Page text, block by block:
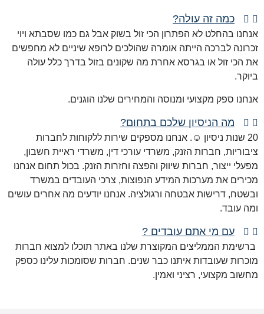
כמה זה עולה?
אנחנו בהחלט לא הפתרון הכי זול בשוק אבל גם כמו שסבתא ויוי
זכרונה לברכה הייתה אומרה שהולכים לרופא שיניים לא מחפשים
את הכי זול או בגרסא אחרת מה שקונים בזול בדרך כלל עולה
ביוקר.
אנחנו ספק מקצועי ומנוסה והמחירים שלנו הוגנים.
מה הניסיון שלכם בתחום?
20 שנות ניסיון ☺ . אנחנו מספקים שירות ללקוחות לחברות
ציבוריות, חברות הזנק, משרדי עורכי דין, משרדי ראיית חשבון,
מפעלי ייצור, חברות שיווק והפצה וחזרות הזנק. בכול תחום אנחנו
מכירים את מערכות המידע הנפוצות, צרכי העובדים במשרד
ובשטח, דרישות אבטחה ורגולציה. אנחנו יודעים מה אחרים עושים
ומה עובד.
עם מי אתם עובדים ?
ברשימת הממליצים המקוצרת שלנו באתר תוכלו למצוא חברות
מוכרות שעובדות איתנו כבר שנים. חברות שסומכות עלינו כספק
מחשוב מקצועי, רציני ואמין.